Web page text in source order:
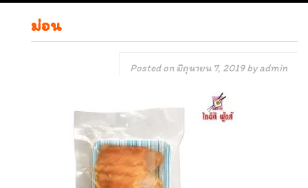
ม่อน
Posted onมิถุนายน 7, 2019byadmin